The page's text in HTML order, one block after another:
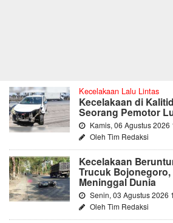
Kecelakaan Lalu Lintas
Kecelakaan di
Seorang Pemotor
Kamis, 06 Agustus 2026
Oleh Tim Redaksi
Kecelakaan
Trucuk
Meninggal Dunia
Senin, 03 Agustus 2026
Oleh Tim Redaksi